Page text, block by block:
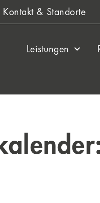
Kontakt & Standorte
Leistungen